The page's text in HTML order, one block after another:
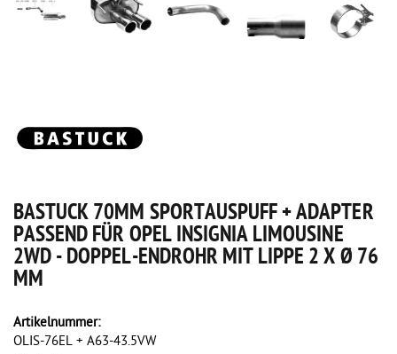
BASTUCK 70MM SPORTAUSPUFF + ADAPTER
PASSEND FÜR OPEL INSIGNIA LIMOUSINE
2WD - DOPPEL-ENDROHR MIT LIPPE 2 X Ø 76
MM
Artikelnummer:
OLIS-76EL + A63-43.5VW